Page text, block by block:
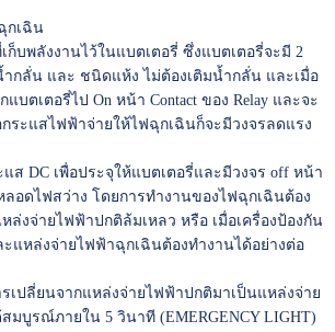
กเฉิน
บพลังงานไว้ในแบตเตอรี่ ซึ่งแบตเตอรี่จะมี 2
กลั่น และ ชนิดแห้ง ไม่ต้องเติมน้ำกลั่น และเมื่อ
บตเตอรี่ไป On หน้า Contact ของ Relay และจะ
ระแสไฟฟ้าจ่ายให้ไฟฉุกเฉินก็จะมีวงจรลดแรง
ส DC เพื่อประจุให้แบตเตอรี่และมีวงจร off หน้า
หลอดไฟสว่าง โดยการทำงานของไฟฉุกเฉินต้อง
ล่งจ่ายไฟฟ้าปกติล้มเหลว หรือ เมื่อเครื่องป้องกัน
ะแหล่งจ่ายไฟฟ้าฉุกเฉินต้องทำงานได้อย่างต่อ
เปลี่ยนจากแหล่งจ่ายไฟฟ้าปกติมาเป็นแหล่งจ่าย
มบูรณ์ภายใน 5 วินาที (EMERGENCY LIGHT)